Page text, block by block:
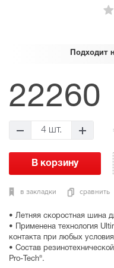
Подходит
• Летняя скоростная шина
• Применена технология
контакта при любых
• Состав
Pro-Tech®.
22260
4 шт.
в закладки сравнить